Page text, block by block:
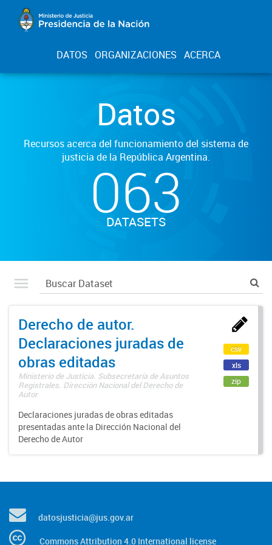
DATOS ORGANIZACIONES ACERCA
Datos
Recursos acerca del funcionamiento del sistema de
justicia de la República Argentina.
063
DATASETS
Derecho de autor.
Declaraciones juradas de
obras editadas
Ministerio de Justicia. Subsecretaría de Asuntos
Registrales. Dirección Nacional del Derecho de
Autor
Declaraciones juradas de obras editadas
presentadas ante la Dirección Nacional del
Derecho de Autor
csv
xls
zip
datosjusticia@jus.gov.ar
Commons Attribution 4.0 International license